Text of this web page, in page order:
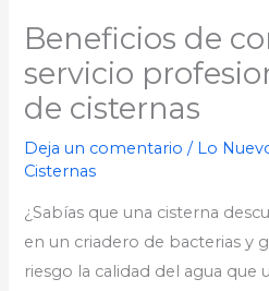
Beneficios de
servicio
de cisternas
Deja un comentario / Lo
Cisternas
¿Sabías que una cisterna
en un criadero de bacterias y
riesgo la calidad del agua que